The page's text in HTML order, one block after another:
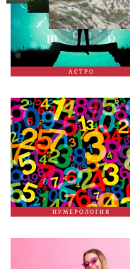
АСТРО
НУМЕРОЛОГИЯ